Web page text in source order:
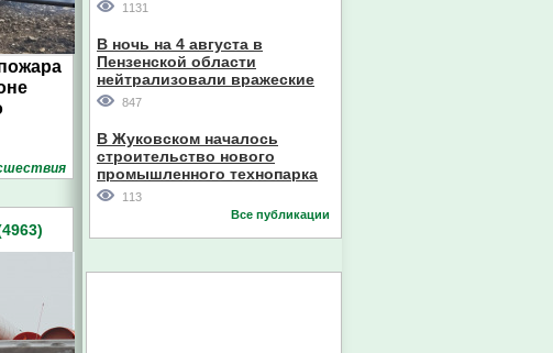
1131
В ночь на 4 августа в
Пензенской области
нейтрализовали вражеские
дроны
847
В Жуковском началось
строительство нового
промышленного технопарка
113
Все публикации